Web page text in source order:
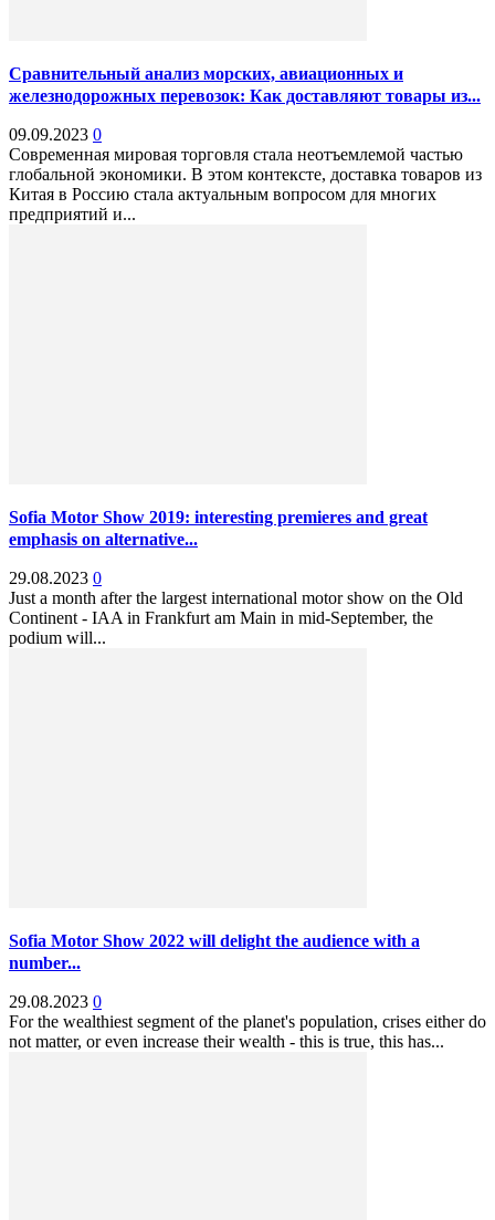
Сравнительный анализ морских, авиационных и
железнодорожных перевозок: Как доставляют товары из...
09.09.2023 0
Современная мировая торговля стала неотъемлемой частью
глобальной экономики. В этом контексте, доставка товаров из
Китая в Россию стала актуальным вопросом для многих
предприятий и...
Sofia Motor Show 2019: interesting premieres and great
emphasis on alternative...
29.08.2023 0
Just a month after the largest international motor show on the Old
Continent - IAA in Frankfurt am Main in mid-September, the
podium will...
Sofia Motor Show 2022 will delight the audience with a
number...
29.08.2023 0
For the wealthiest segment of the planet's population, crises either do
not matter, or even increase their wealth - this is true, this has...